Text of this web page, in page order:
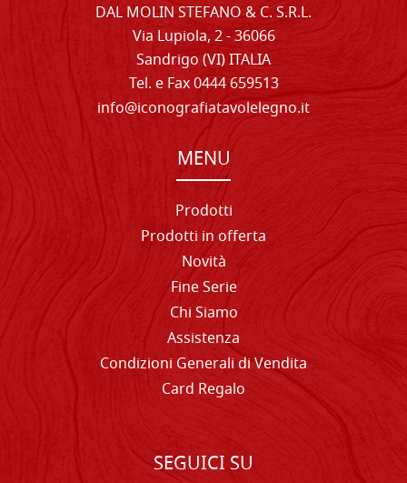
DAL MOLIN STEFANO & C. S.R.L.
Via Lupiola, 2 - 36066
Sandrigo (VI) ITALIA
Tel. e Fax 0444 659513
info@iconografiatavolelegno.it
MENU
Prodotti
Prodotti in offerta
Novità
Fine Serie
Chi Siamo
Assistenza
Condizioni Generali di Vendita
Card Regalo
SEGUICI SU